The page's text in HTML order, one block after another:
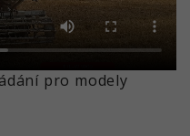
pro modely